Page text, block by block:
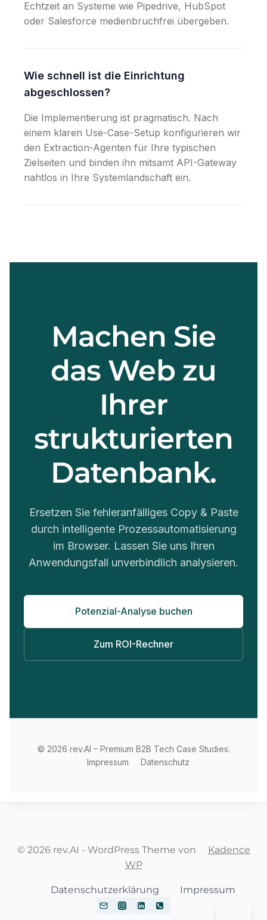
Echtzeit an Systeme wie Pipedrive, HubSpot
oder Salesforce medienbruchfrei übergeben.
Wie schnell ist die Einrichtung
abgeschlossen?
Die Implementierung ist pragmatisch. Nach
einem klaren Use-Case-Setup konfigurieren wir
den Extraction-Agenten für Ihre typischen
Zielseiten und binden ihn mitsamt API-Gateway
nahtlos in Ihre Systemlandschaft ein.
Machen Sie
das Web zu
Ihrer
strukturierten
Datenbank.
Ersetzen Sie fehleranfälliges Copy & Paste
durch intelligente Prozessautomatisierung
im Browser. Lassen Sie uns Ihren
Anwendungsfall unverbindlich analysieren.
Potenzial-Analyse buchen
Zum ROI-Rechner
© 2026 rev.AI – Premium B2B Tech Case Studies.
Impressum
Datenschutz
© 2026 rev.AI - WordPress Theme von
Kadence
WP
Datenschutzerklärung Impressum